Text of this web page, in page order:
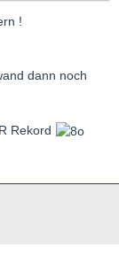
!
dann noch
Rekord